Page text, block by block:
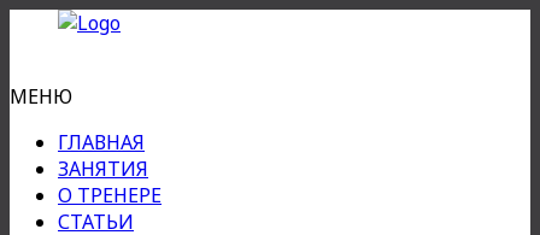
МЕНЮ
ГЛАВНАЯ
ЗАНЯТИЯ
О ТРЕНЕРЕ
СТАТЬИ